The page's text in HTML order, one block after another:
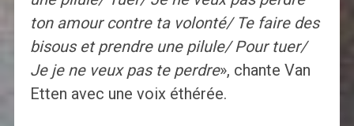
ton amour contre ta volonté/ Te faire des
bisous et prendre une pilule/ Pour tuer/
Je je ne veux pas te perdre», chante Van
Etten avec une voix éthérée.